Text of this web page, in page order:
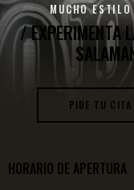
MUCHO
/ EXPERIMENTA
PIDE TU CITA
HORARIO DE APERTURA